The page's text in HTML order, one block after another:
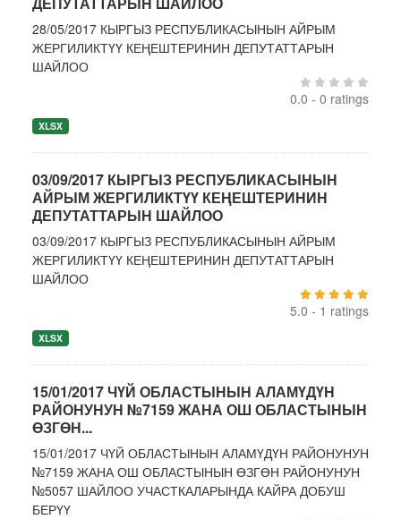
28/05/2017 КЫРГЫЗ РЕСПУБЛИКАСЫНЫН АЙРЫМ
ЖЕРГИЛИКТҮҮ КЕҢЕШТЕРИНИН ДЕПУТАТТАРЫН
ШАЙЛОО
0.0 - 0 ratings
XLSX
03/09/2017 КЫРГЫЗ РЕСПУБЛИКАСЫНЫН
АЙРЫМ ЖЕРГИЛИКТҮҮ КЕҢЕШТЕРИНИН
ДЕПУТАТТАРЫН ШАЙЛОО
03/09/2017 КЫРГЫЗ РЕСПУБЛИКАСЫНЫН АЙРЫМ
ЖЕРГИЛИКТҮҮ КЕҢЕШТЕРИНИН ДЕПУТАТТАРЫН
ШАЙЛОО
5.0 - 1 ratings
XLSX
15/01/2017 ЧҮЙ ОБЛАСТЫНЫН АЛАМҮДҮН
РАЙОНУНУН №7159 ЖАНА ОШ ОБЛАСТЫНЫН
ӨЗГӨН...
15/01/2017 ЧҮЙ ОБЛАСТЫНЫН АЛАМҮДҮН РАЙОНУНУН
№7159 ЖАНА ОШ ОБЛАСТЫНЫН ӨЗГӨН РАЙОНУНУН
№5057 ШАЙЛОО УЧАСТКАЛАРЫНДА КАЙРА ДОБУШ
БЕРҮҮ